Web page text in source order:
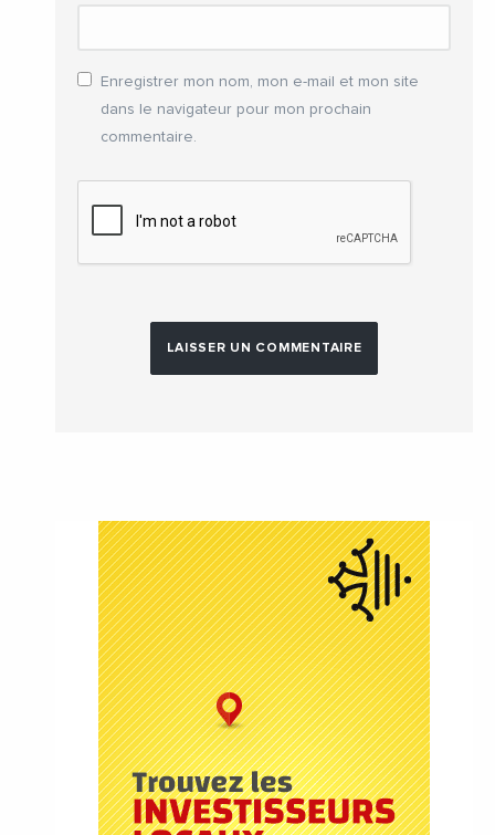
Enregistrer mon nom, mon e-mail et mon site
dans le navigateur pour mon prochain
commentaire.